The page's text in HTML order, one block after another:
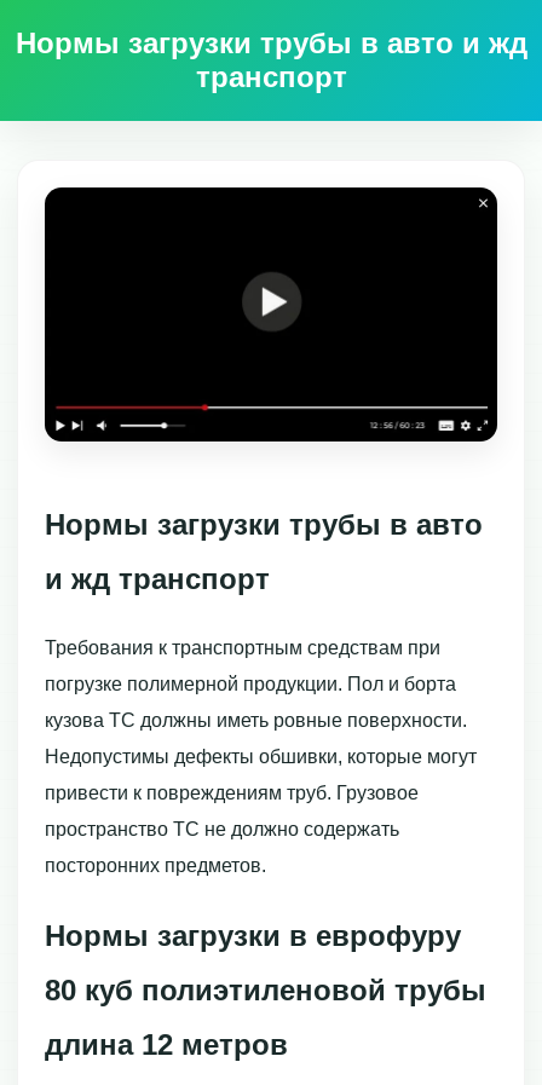
Нормы загрузки трубы в авто и жд
транспорт
Нормы загрузки трубы в авто
и жд транспорт
Требования к транспортным средствам при
погрузке полимерной продукции. Пол и борта
кузова ТС должны иметь ровные поверхности.
Недопустимы дефекты обшивки, которые могут
привести к повреждениям труб. Грузовое
пространство ТС не должно содержать
посторонних предметов.
Нормы загрузки в еврофуру
80 куб полиэтиленовой трубы
длина 12 метров